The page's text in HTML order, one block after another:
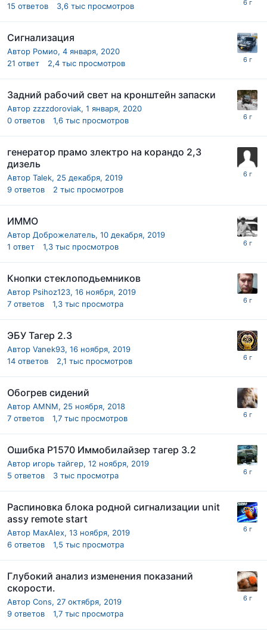
15 ответов 3,6 тыс просмотров
Сигнализация
Автор Ромио, 4 января, 2020
21 ответ 2,4 тыс просмотров
Задний рабочий свет на кронштейн запаски
Автор zzzzdoroviak, 1 января, 2020
0 ответов 1,6 тыс просмотров
генератор прамо злектро на корандо 2,3
дизель
Автор Talek, 25 декабря, 2019
9 ответов 2 тыс просмотров
ИММО
Автор Доброжелатель, 10 декабря, 2019
1 ответ 1,3 тыс просмотров
Кнопки стеклоподьемников
Автор Psihoz123, 16 ноября, 2019
7 ответов 1,3 тыс просмотра
ЭБУ Тагер 2.3
Автор Vanek93, 16 ноября, 2019
14 ответов 2,1 тыс просмотров
Обогрев сидений
Автор AMNM, 25 ноября, 2018
7 ответов 1,7 тыс просмотров
Ошибка Р1570 Иммобилайзер тагер 3.2
Автор игорь тайгер, 12 ноября, 2019
5 ответов 3 тыс просмотра
Распиновка блока родной сигнализации unit
assy remote start
Автор MaxAlex, 13 ноября, 2019
6 ответов 1,5 тыс просмотра
Глубокий анализ изменения показаний
скорости.
Автор Cons, 27 октября, 2019
9 ответов 1,7 тыс просмотра